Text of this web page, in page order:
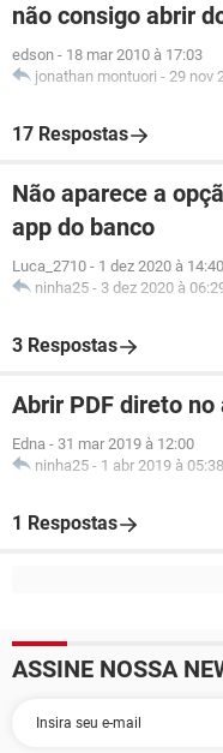
não consigo abrir
edson - 18 mar 2010 à 17:03
jonathan montuori - 29 nov
17 Respostas
Não aparece a
app do banco
Luca_2710 - 1 dez 2020 à 14:40
ninha25 - 3 dez 2020 à
3 Respostas
Abrir PDF direto no
Edna - 31 mar 2019 à 12:00
ninha25 - 1 abr 2019 à 05:38
1 Respostas
ASSINE NOSSA